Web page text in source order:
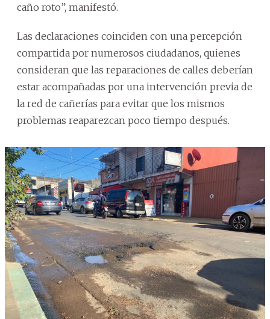
caño roto”, manifestó.
Las declaraciones coinciden con una percepción
compartida por numerosos ciudadanos, quienes
consideran que las reparaciones de calles deberían
estar acompañadas por una intervención previa de
la red de cañerías para evitar que los mismos
problemas reaparezcan poco tiempo después.